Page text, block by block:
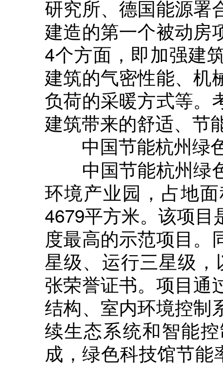
研究所、德国能源署
建造的第一个被动房
4个方面，即加强建
建筑的气密性能、机
负荷的采暖方式等。
建筑带来的舒适、节
中国节能杭州绿
中国节能杭州绿
环境产业园，占地
4679平方米。该项
度最高的示范项目。
星级、运行三星级
张荣誉证书。项目通
结构、室内环境控制
续生态系统和智能
成，绿色科技馆节能